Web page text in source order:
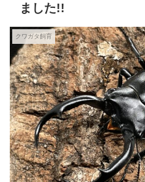
ました!!
クワガタ飼育